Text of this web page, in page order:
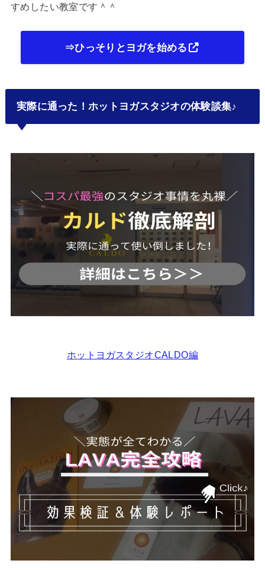
すめしたい教室です＾＾
⇒ひっそりとヨガを始める
実際に通った！ホットヨガスタジオの体験談集♪
ホットヨガスタジオCALDO編